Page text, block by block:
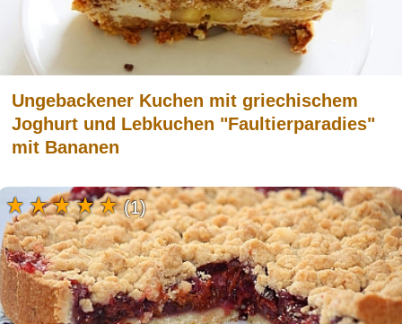
Ungebackener Kuchen mit griechischem
Joghurt und Lebkuchen "Faultierparadies"
mit Bananen
(1)